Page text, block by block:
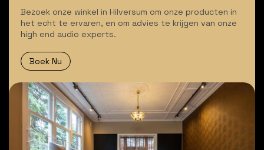
Bezoek onze winkel in Hilversum om onze producten in
het echt te ervaren, en om advies te krijgen van onze
high end audio experts.
Boek Nu